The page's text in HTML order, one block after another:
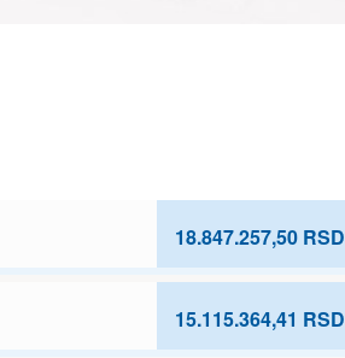
18.847.257,50 RSD
15.115.364,41 RSD